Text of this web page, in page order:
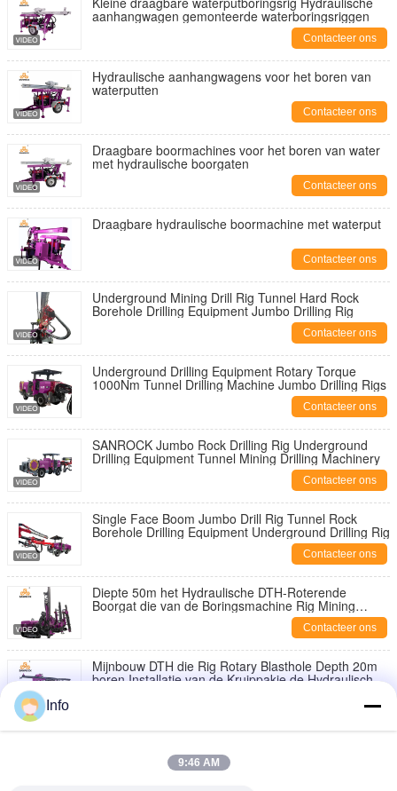
aanhangwagen gemonteerde waterboringsriggen
Contacteer ons
Hydraulische aanhangwagens voor het boren van
waterputten
Contacteer ons
Draagbare boormachines voor het boren van water
met hydraulische boorgaten
Contacteer ons
Draagbare hydraulische boormachine met waterput
Contacteer ons
Underground Mining Drill Rig Tunnel Hard Rock
Borehole Drilling Equipment Jumbo Drilling Rig
Contacteer ons
Underground Drilling Equipment Rotary Torque
1000Nm Tunnel Drilling Machine Jumbo Drilling Rigs
Contacteer ons
SANROCK Jumbo Rock Drilling Rig Underground
Drilling Equipment Tunnel Mining Drilling Machinery
Contacteer ons
Single Face Boom Jumbo Drill Rig Tunnel Rock
Borehole Drilling Equipment Underground Drilling Rig
Contacteer ons
Diepte 50m het Hydraulische DTH-Roterende
Boorgat die van de Boringsmachine Rig Mining
Contacteer ons
Mijnbouw DTH die Rig Rotary Blasthole Depth 20m
boren Installatie van de Kruippakje de Hydraulische
Boringsmachine de Installatie van de
Kruippakjeboring
Info
9:46 AM